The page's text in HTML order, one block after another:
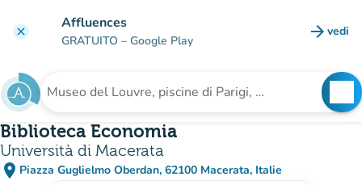
clear Affluences
GRATUITO – Google Play arrow_forward vedi
Cerca una struttura
Biblioteca Economia
Università di Macerata
place Piazza Guglielmo Oberdan, 62100 Macerata, Italie
(apri in Google Maps)
(nuova scheda)